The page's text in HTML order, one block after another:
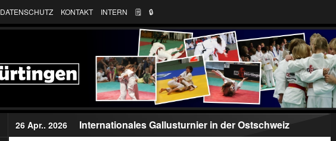
DATENSCHUTZ KONTAKT INTERN 🗒 🔒︎
26 Apr.. 2026 Internationales Gallusturnier in der Ostschweiz